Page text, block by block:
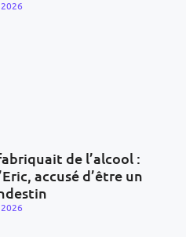
de l’alcool :
accusé d’être un